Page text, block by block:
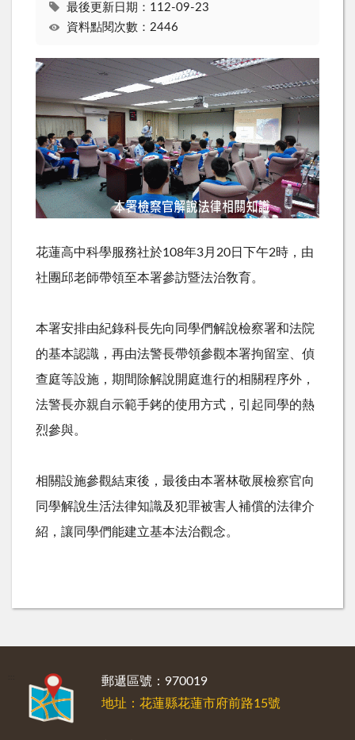
最後更新日期：112-09-23
資料點閱次數：2446
花蓮高中科學服務社於108年3月 20日下午2時，由
社團邱老師帶領至本署參訪暨法治敎育。
本署安排由紀錄科長先向同學們解說檢察署和法院
的基本認識，再由法警長帶領參觀本署拘留室、偵
查庭等設施，期間除解說開庭進行的相關程序外，
法警長亦親自示範手銬的使用方式，引起同學的熱
烈參與。
相關設施參觀結束後，最後由本署林敬展檢察官向
同學解說生活法律知識及犯罪被害人補償的法律介
紹，讓同學們能建立基本法治觀念。
郵遞區號：970019
地址：花蓮縣花蓮市府前路15號